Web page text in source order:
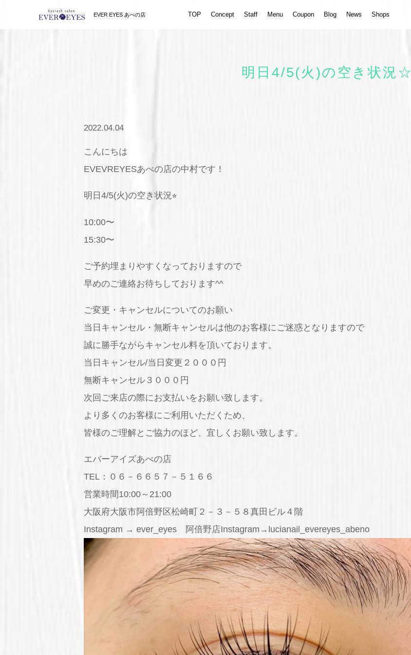
EVER EYES あべの店 TOP Concept Staff Menu Coupon Blog News Shops
明日4/5(火)の空き状況☆
2022.04.04
こんにちは
EVEVREYESあべの店の中村です！
明日4/5(火)の空き状況⭐︎
10:00〜
15:30〜
ご予約埋まりやすくなっておりますので
早めのご連絡お待ちしております^^
ご変更・キャンセルについてのお願い
当日キャンセル・無断キャンセルは他のお客様にご迷惑となりますので
誠に勝手ながらキャンセル料を頂いております。
当日キャンセル/当日変更２０００円
無断キャンセル３０００円
次回ご来店の際にお支払いをお願い致します。
より多くのお客様にご利用いただくため、
皆様のご理解とご協力のほど、宜しくお願い致します。
エバーアイズあべの店
TEL：０６－６６５７－５１６６
営業時間10:00～21:00
大阪府大阪市阿倍野区松崎町２－３－５８真田ビル４階
Instagram → ever_eyes 阿倍野店Instagram→lucianail_evereyes_abeno